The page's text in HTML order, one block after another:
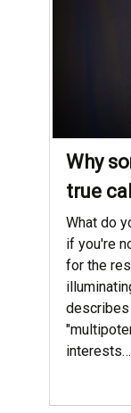
Why
true
What do
if you're
for the
interests…